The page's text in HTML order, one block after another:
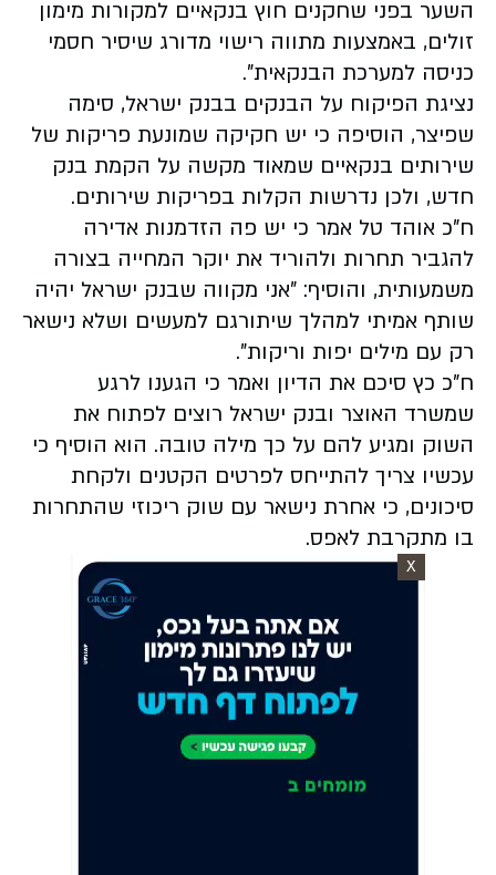
השער בפני שחקנים חוץ בנקאיים למקורות מימון
זולים, באמצעות מתווה רישוי מדורג שיסיר חסמי
כניסה למערכת הבנקאית".
נציגת הפיקוח על הבנקים בבנק ישראל, סימה
שפיצר, הוסיפה כי יש חקיקה שמונעת פריקות של
שירותים בנקאיים שמאוד מקשה על הקמת בנק
חדש, ולכן נדרשות הקלות בפריקות שירותים.
ח"כ אוהד טל אמר כי יש פה הזדמנות אדירה
להגביר תחרות ולהוריד את יוקר המחייה בצורה
משמעותית, והוסיף: "אני מקווה שבנק ישראל יהיה
שותף אמיתי למהלך שיתורגם למעשים ושלא נישאר
רק עם מילים יפות וריקות".
ח"כ כץ סיכם את הדיון ואמר כי הגענו לרגע
שמשרד האוצר ובנק ישראל רוצים לפתוח את
השוק ומגיע להם על כך מילה טובה. הוא הוסיף כי
עכשיו צריך להתייחס לפרטים הקטנים ולקחת
סיכונים, כי אחרת נישאר עם שוק ריכוזי שהתחרות
בו מתקרבת לאפס.
X